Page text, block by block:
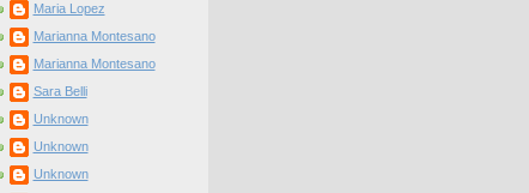
Maria Lopez
Marianna Montesano
Marianna Montesano
Sara Belli
Unknown
Unknown
Unknown